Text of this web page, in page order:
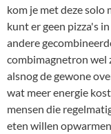
kom je met deze
kunt er geen pizza's
andere
combimagnetron wel
alsnog de gewone
wat meer energie
mensen die
eten willen